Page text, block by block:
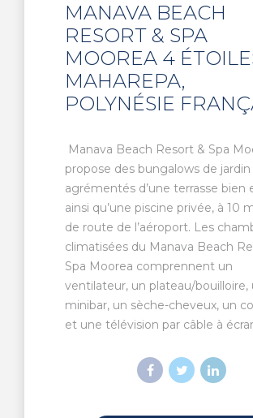
MANAVA BEACH
RESORT & SPA
MOOREA 4
MAHAREPA,
POLYNÉSIE
Manava Beach Resort & Spa
propose des bungalows de jardin
agrémentés d’une terrasse bien
ainsi qu’une piscine privée, à 10
de route de l’aéroport. Les
climatisées du Manava Beach
Spa Moorea comprennent un
ventilateur, un plateau/bouilloire,
minibar, un sèche-cheveux, un
et une télévision par câble à